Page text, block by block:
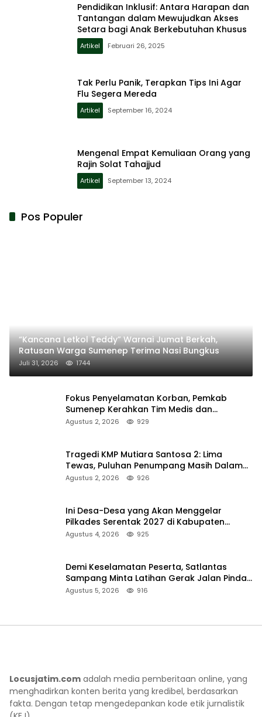
Pendidikan Inklusif: Antara Harapan dan
Tantangan dalam Mewujudkan Akses
Setara bagi Anak Berkebutuhan Khusus
Artikel Februari 26, 2025
Tak Perlu Panik, Terapkan Tips Ini Agar
Flu Segera Mereda
Artikel September 16, 2024
Mengenal Empat Kemuliaan Orang yang
Rajin Solat Tahajjud
Artikel September 13, 2024
Pos Populer
“Kancana Letkol Teddy” Warnai Jumat Berkah,
Ratusan Warga Sumenep Terima Nasi Bungkus
Juli 31, 2026 1744
Fokus Penyelamatan Korban, Pemkab
Sumenep Kerahkan Tim Medis dan
Ambulans ke Pelabuhan Kalianget
Agustus 2, 2026 929
Tragedi KMP Mutiara Santosa 2: Lima
Tewas, Puluhan Penumpang Masih Dalam
Pencarian
Agustus 2, 2026 926
Ini Desa-Desa yang Akan Menggelar
Pilkades Serentak 2027 di Kabupaten
Sumenep
Agustus 4, 2026 925
Demi Keselamatan Peserta, Satlantas
Sampang Minta Latihan Gerak Jalan Pindah
ke Lokasi Aman
Agustus 5, 2026 916
Locusjatim.com adalah media pemberitaan online, yang
menghadirkan konten berita yang kredibel, berdasarkan
fakta. Dengan tetap mengedepankan kode etik jurnalistik